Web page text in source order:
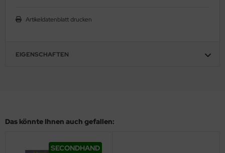
Artikeldatenblatt drucken
EIGENSCHAFTEN
Das könnte Ihnen auch gefallen:
SECONDHAND